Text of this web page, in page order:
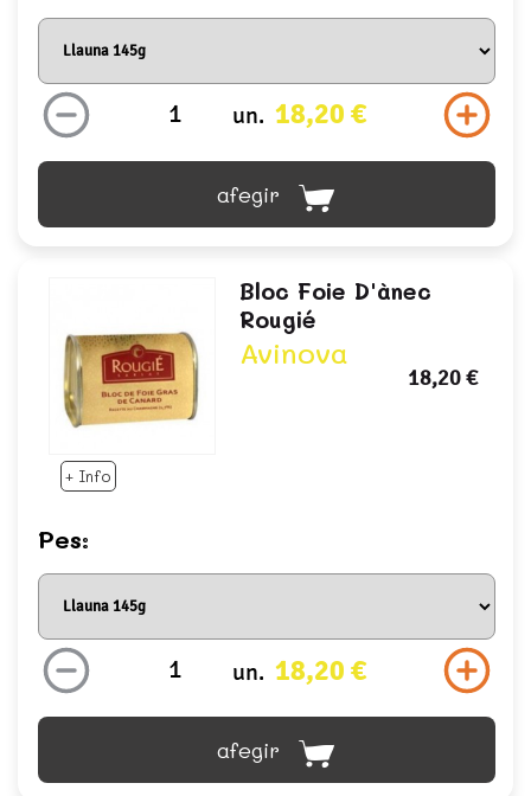
un. 18,20 €
afegir
+ Info
Bloc Foie D'ànec
Rougié
Avinova
18,20 €
Pes:
un. 18,20 €
afegir